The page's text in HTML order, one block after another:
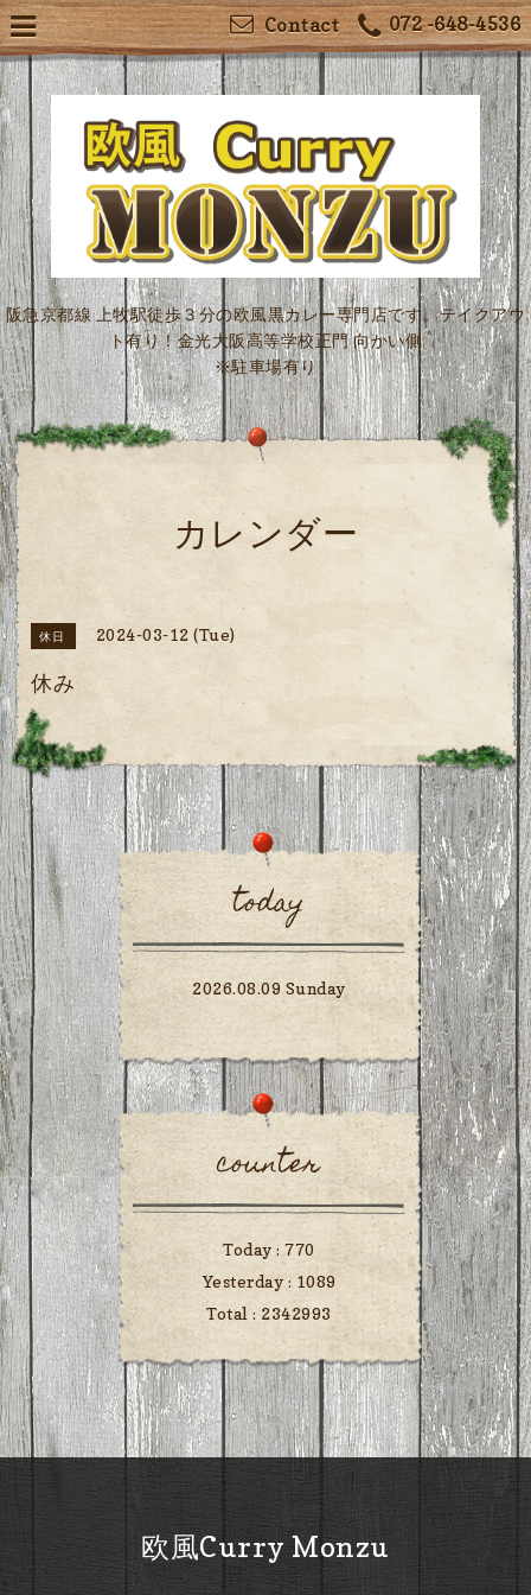
072 -648-4536
Contact
阪急京都線 上牧駅徒歩３分の欧風黒カレー専門店です。テイクアウ
ト有り！金光大阪高等学校正門 向かい側
※駐車場有り
カレンダー
休日 2024-03-12 (Tue)
休み
today
2026.08.09 Sunday
counter
Today :770
Yesterday : 1089
Total : 2342993
欧風Curry Monzu